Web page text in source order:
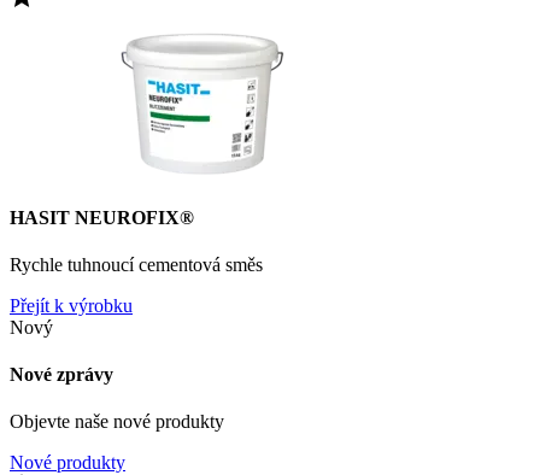
HASIT NEUROFIX®
Rychle tuhnoucí cementová směs
Přejít k výrobku
Nový
Nové zprávy
Objevte naše nové produkty
Nové produkty